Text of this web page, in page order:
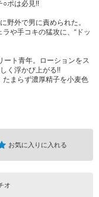
○ポは必見!!
野外で男に責められた。
や手コキの猛攻に、“ドッ
ート青年。ローションをス
く浮かび上がる!!
まらず濃厚精子を小麦色
お気に入りに入れる
オ